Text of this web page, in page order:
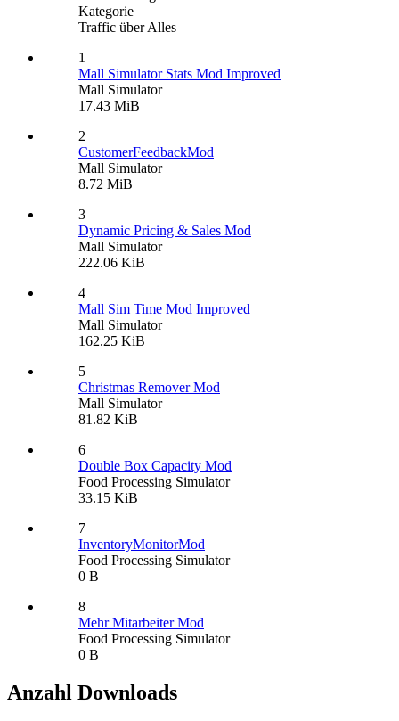
Kategorie
Traffic über Alles
1
Mall Simulator Stats Mod Improved
Mall Simulator
17.43 MiB
2
CustomerFeedbackMod
Mall Simulator
8.72 MiB
3
Dynamic Pricing & Sales Mod
Mall Simulator
222.06 KiB
4
Mall Sim Time Mod Improved
Mall Simulator
162.25 KiB
5
Christmas Remover Mod
Mall Simulator
81.82 KiB
6
Double Box Capacity Mod
Food Processing Simulator
33.15 KiB
7
InventoryMonitorMod
Food Processing Simulator
0 B
8
Mehr Mitarbeiter Mod
Food Processing Simulator
0 B
Anzahl Downloads